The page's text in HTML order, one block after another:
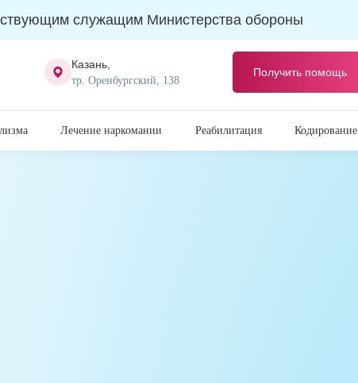
служащим Министерства обороны
Казань,
тр. Оренбургский, 138
Получить помощь
Лечение наркомании Реабилитация Кодирование